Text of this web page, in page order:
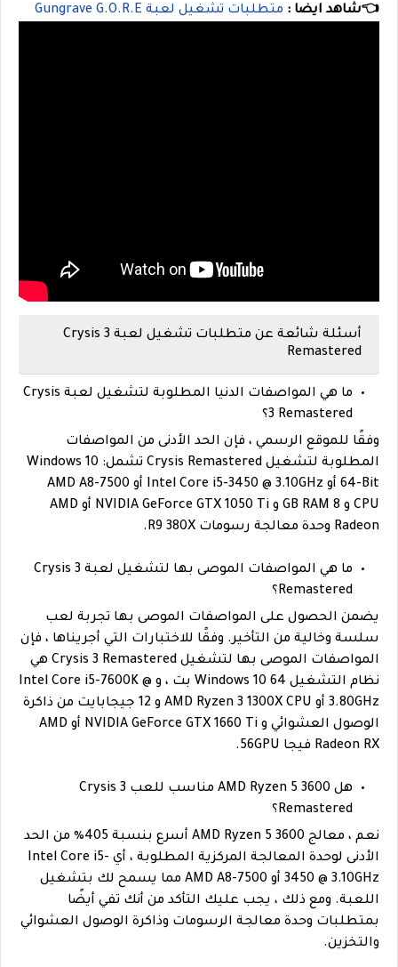
👈شاهد ايضا : متطلبات تشغيل لعبة Gungrave G.O.R.E
أسئلة شائعة عن متطلبات تشغيل لعبة Crysis 3
Remastered
ما هي المواصفات الدنيا المطلوبة لتشغيل لعبة Crysis
3 Remastered؟
وفقًا للموقع الرسمي ، فإن الحد الأدنى من المواصفات
المطلوبة لتشغيل Crysis Remastered تشمل: Windows 10
64-Bit أو Intel Core i5-3450 @ 3.10GHz أو AMD A8-7500
CPU و 8 GB RAM و NVIDIA GeForce GTX 1050 Ti أو AMD
Radeon وحدة معالجة رسومات R9 380X.
ما هي المواصفات الموصى بها لتشغيل لعبة Crysis 3
Remastered؟
يضمن الحصول على المواصفات الموصى بها تجربة لعب
سلسة وخالية من التأخير. وفقًا للاختبارات التي أجريناها ، فإن
المواصفات الموصى بها لتشغيل Crysis 3 Remastered هي
نظام التشغيل Windows 10 64 بت ، و Intel Core i5-7600K @
3.80GHz أو AMD Ryzen 3 1300X CPU و 12 جيجابايت من ذاكرة
الوصول العشوائي و NVIDIA GeForce GTX 1660 Ti أو AMD
Radeon RX فيجا 56GPU.
هل AMD Ryzen 5 3600 مناسب للعب Crysis 3
Remastered؟
نعم ، معالج AMD Ryzen 5 3600 أسرع بنسبة 405٪ من الحد
الأدنى لوحدة المعالجة المركزية المطلوبة ، أي Intel Core i5-
3450 @ 3.10GHz أو AMD A8-7500 مما يسمح لك بتشغيل
اللعبة. ومع ذلك ، يجب عليك التأكد من أنك تفي أيضًا
بمتطلبات وحدة معالجة الرسومات وذاكرة الوصول العشوائي
والتخزين.